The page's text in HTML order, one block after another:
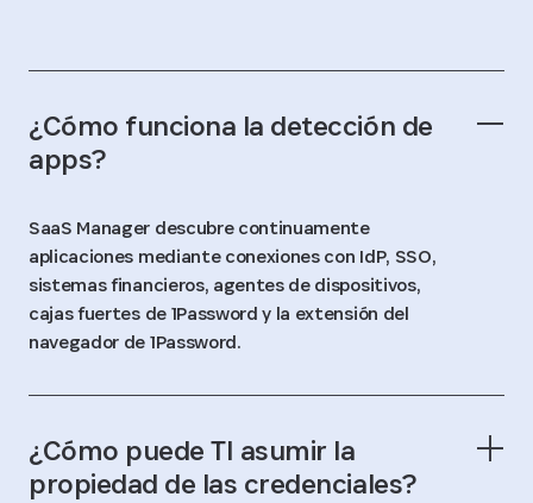
¿Cómo funciona la detección de
apps?
SaaS Manager descubre continuamente
aplicaciones mediante conexiones con IdP, SSO,
sistemas financieros, agentes de dispositivos,
cajas fuertes de 1Password y la extensión del
navegador de 1Password.
¿Cómo puede TI asumir la
propiedad de las credenciales?